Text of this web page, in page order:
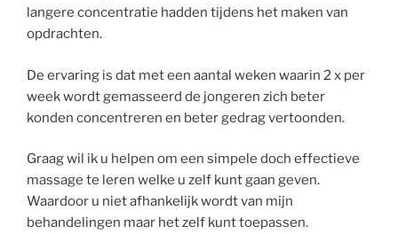
langere concentratie hadden tijdens het maken van
opdrachten.
De ervaring is dat met een aantal weken waarin 2 x per
week wordt gemasseerd de jongeren zich beter
konden concentreren en beter gedrag vertoonden.
Graag wil ik u helpen om een simpele doch effectieve
massage te leren welke u zelf kunt gaan geven.
Waardoor u niet afhankelijk wordt van mijn
behandelingen maar het zelf kunt toepassen.